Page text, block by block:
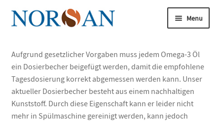
Spring
til
Spring
til
Menu
Køb nu
Udfold
Om omega-3
Udfold
Artikler
Udfold
Aufgrund gesetzlicher Vorgaben muss jedem Omega-3 Öl
ein Dosierbecher beigefügt werden, damit die empfohlene
Tagesdosierung korrekt abgemessen werden kann. Unser
aktueller Dosierbecher besteht aus einem nachhaltigen
Kunststoff. Durch diese Eigenschaft kann er leider nicht
mehr in Spülmaschine gereinigt werden, kann jedoch